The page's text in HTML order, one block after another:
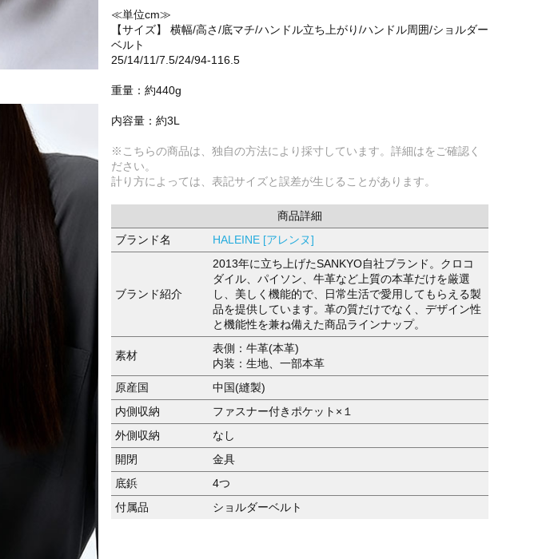
≪単位cm≫
【サイズ】 横幅/高さ/底マチ/ハンドル立ち上がり/ハンドル周囲/ショルダー
ベルト
25/14/11/7.5/24/94-116.5
重量：約440g
内容量：約3L
※こちらの商品は、独自の方法により採寸しています。詳細はをご確認く
ださい。
計り方によっては、表記サイズと誤差が生じることがあります。
商品詳細
ブランド名
HALEINE [アレンヌ]
ブランド紹介
2013年に立ち上げたSANKYO自社ブランド。クロコ
ダイル、パイソン、牛革など上質の本革だけを厳選
し、美しく機能的で、日常生活で愛用してもらえる製
品を提供しています。革の質だけでなく、デザイン性
と機能性を兼ね備えた商品ラインナップ。
素材
表側：牛革(本革)
内装：生地、一部本革
原産国
中国(縫製)
内側収納
ファスナー付きポケット×１
外側収納
なし
開閉
金具
底鋲
4つ
付属品
ショルダーベルト